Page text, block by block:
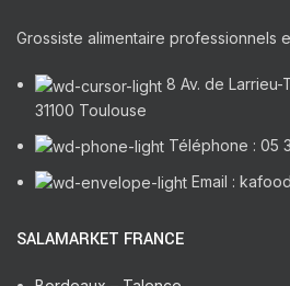
Grossiste alimentaire professionnels
8 Av. de Larrieu-
31100 Toulouse
Téléphone : 05
Email :
SALAMARKET FRANCE